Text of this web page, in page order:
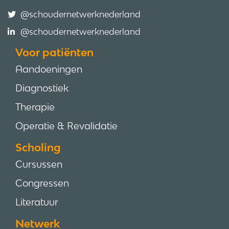
@schoudernetwerknederland
@schoudernetwerknederland
Voor patiënten
Aandoeningen
Diagnostiek
Therapie
Operatie & Revalidatie
Scholing
Cursussen
Congressen
Literatuur
Netwerk